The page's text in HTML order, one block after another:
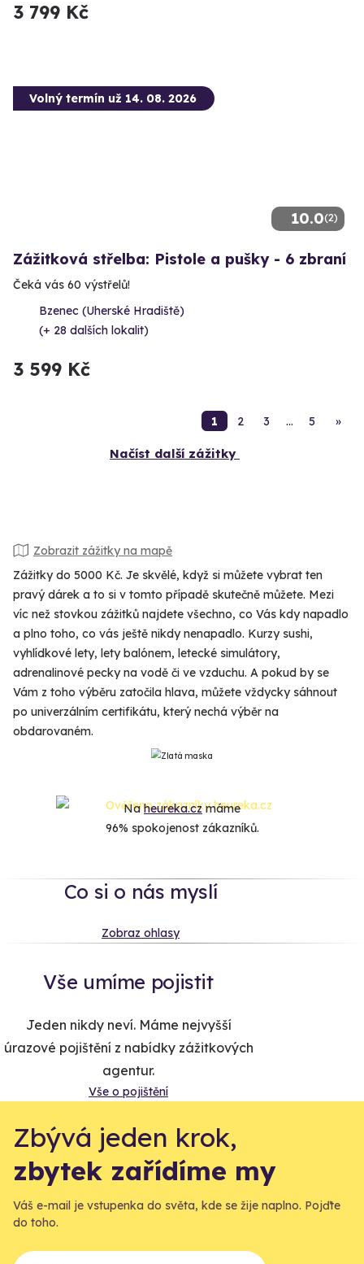
3 799 Kč
10.0(2)
Volný termín už 14. 08. 2026
Zážitková střelba: Pistole a pušky - 6 zbraní
Čeká vás 60 výstřelů!
Bzenec (Uherské Hradiště)
(+ 28 dalších lokalit)
3 599 Kč
1 2 3 … 5 »
Načíst další zážitky
Zobrazit zážitky na mapě
Zážitky do 5000 Kč. Je skvělé, když si můžete vybrat ten
pravý dárek a to si v tomto případě skutečně můžete. Mezi
víc než stovkou zážitků najdete všechno, co Vás kdy napadlo
a plno toho, co vás ještě nikdy nenapadlo. Kurzy sushi,
vyhlídkové lety, lety balónem, letecké simulátory,
adrenalinové pecky na vodě či ve vzduchu. A pokud by se
Vám z toho výběru zatočila hlava, můžete vždycky sáhnout
po univerzálním certifikátu, který nechá výběr na
obdarovaném.
Naheureka.czmáme
96% spokojenost zákazníků.
Co si o nás myslí
Zobraz ohlasy
Vše umíme pojistit
Jeden nikdy neví. Máme nejvyšší
úrazové pojištění z nabídky zážitkových
agentur.
Vše o pojištění
Zbývá jeden krok,
zbytek zařídíme my
Váš e-mail je vstupenka do světa, kde se žije naplno. Pojďte
do toho.